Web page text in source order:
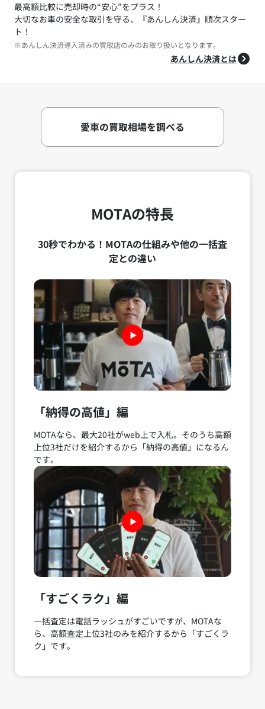
最高額比較に売却時の“安心”をプラス！
大切なお車の安全な取引を守る、『あんしん決済』順次スター
ト！
※あんしん決済導入済みの買取店のみのお取り扱いとなります。
あんしん決済とは
愛車の買取相場を調べる
MOTAの特長
30秒でわかる！MOTAの仕組みや他の一括査
定との違い
「納得の高値」編
MOTAなら、最大20社がweb上で入札。そのうち高額
上位3社だけを紹介するから「納得の高値」になるん
です。
「すごくラク」編
一括査定は電話ラッシュがすごいですが、MOTAな
ら、高額査定上位3社のみを紹介するから「すごくラ
ク」です。